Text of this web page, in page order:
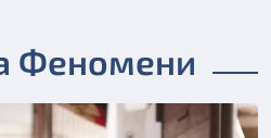
Феномени